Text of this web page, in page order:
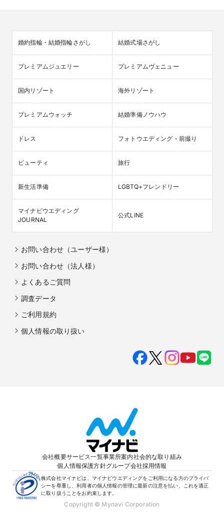
婚約指輪・結婚指輪さがし 結婚式場さがし
プレミアムジュエリー プレミアムヴェニュー
国内リゾート 海外リゾート
プレミアムウォッチ 結婚準備ノウハウ
ドレス フォトウエディング・前撮り
ビューティ 旅行
新生活準備 LGBTQ+フレンドリー
マイナビウエディング
JOURNAL
公式LINE
お問い合わせ（ユーザー様）
お問い合わせ（法人様）
よくあるご質問
調査データ
ご利用規約
個人情報の取り扱い
会社概要サービス一覧事業所案内社会的な取り組み
個人情報保護方針グループ会社採用情報
株式会社マイナビは、マイナビウエディングをご利用になる方のプライバ
シーを尊重し、利用者の個人情報の管理に最新の注意を払い、これを適正
に取り扱うことをお約束します。
Copyright © Mynavi Corporation